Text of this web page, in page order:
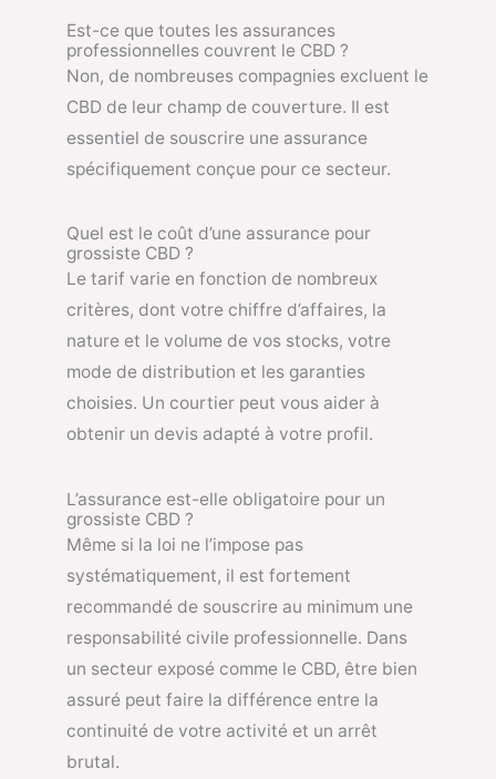
Est-ce que toutes les assurances
professionnelles couvrent le CBD ?
Non, de nombreuses compagnies excluent le
CBD de leur champ de couverture. Il est
essentiel de souscrire une assurance
spécifiquement conçue pour ce secteur.
Quel est le coût d’une assurance pour
grossiste CBD ?
Le tarif varie en fonction de nombreux
critères, dont votre chiffre d’affaires, la
nature et le volume de vos stocks, votre
mode de distribution et les garanties
choisies. Un courtier peut vous aider à
obtenir un devis adapté à votre profil.
L’assurance est-elle obligatoire pour un
grossiste CBD ?
Même si la loi ne l’impose pas
systématiquement, il est fortement
recommandé de souscrire au minimum une
responsabilité civile professionnelle. Dans
un secteur exposé comme le CBD, être bien
assuré peut faire la différence entre la
continuité de votre activité et un arrêt
brutal.